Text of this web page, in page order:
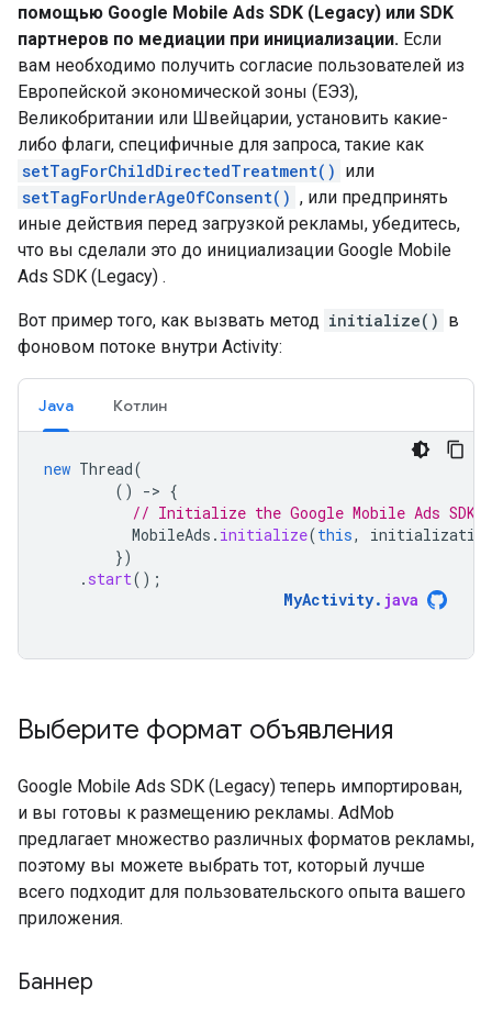
помощью Google Mobile Ads SDK (Legacy) или SDK
партнеров по медиации при инициализации. Если
вам необходимо получить согласие пользователей из
Европейской экономической зоны (ЕЭЗ),
Великобритании или Швейцарии, установить какие-
либо флаги, специфичные для запроса, такие как
setTagForChildDirectedTreatment() или
setTagForUnderAgeOfConsent() , или предпринять
иные действия перед загрузкой рекламы, убедитесь,
что вы сделали это до инициализации Google Mobile
Ads SDK (Legacy) .
Вот пример того, как вызвать метод initialize() в
фоновом потоке внутри Activity:
Java Котлин
new Thread(
()
-> {
// Initialize the Google Mobile Ads SDK
MobileAds . initialize(this,
})
. start();
MyActivity. java
Выберите формат объявления
Google Mobile Ads SDK (Legacy) теперь импортирован,
и вы готовы к размещению рекламы. AdMob
предлагает множество различных форматов рекламы,
поэтому вы можете выбрать тот, который лучше
всего подходит для пользовательского опыта вашего
приложения.
Баннер